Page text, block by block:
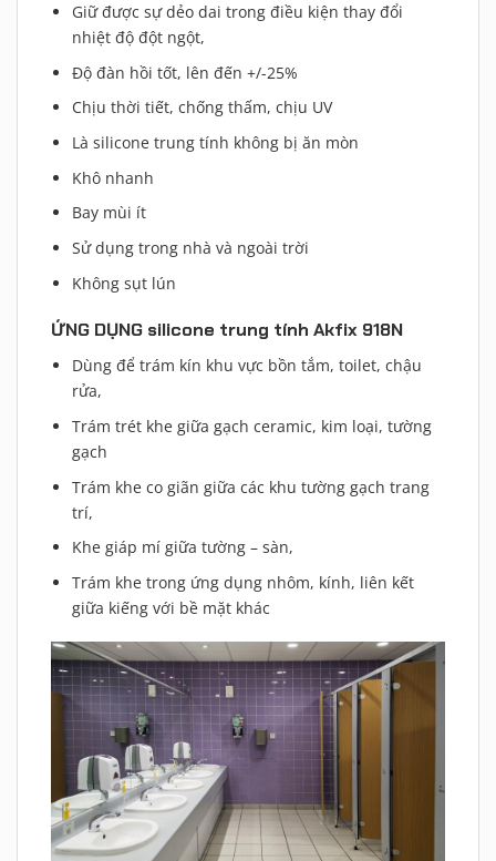
Giữ được sự dẻo dai trong điều kiện thay đổi
nhiệt độ đột ngột,
Độ đàn hồi tốt, lên đến +/-25%
Chịu thời tiết, chống thấm, chịu UV
Là silicone trung tính không bị ăn mòn
Khô nhanh
Bay mùi ít
Sử dụng trong nhà và ngoài trời
Không sụt lún
ỨNG DỤNG silicone trung tính Akfix 918N
Dùng để trám kín khu vực bồn tắm, toilet, chậu
rửa,
Trám trét khe giữa gạch ceramic, kim loại, tường
gạch
Trám khe co giãn giữa các khu tường gạch trang
trí,
Khe giáp mí giữa tường – sàn,
Trám khe trong ứng dụng nhôm, kính, liên kết
giữa kiếng với bề mặt khác